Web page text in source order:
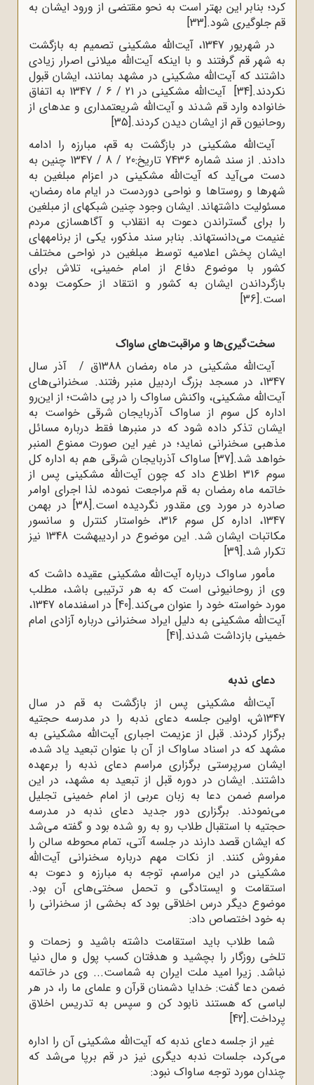
کرد؛ بنابر این بهتر است به نحو مقتضی از ورود ایشان به
قم جلوگیری شود.[33]
در شهریور 1347، آیت‌الله مشکینی تصمیم به بازگشت
به شهر قم گرفتند و با اینکه آیت‌الله میلانی اصرار زیادی
داشتند که آیت‌الله مشکینی در مشهد بمانند، ایشان قبول
نکردند.[34]
آیت‌الله مشکینی در 21 / 6 / 1347 به اتفاق
خانواده وارد قم شدند و آیت‌الله شریعتمداری و عده‍ای از
روحانیون قم از ایشان دیدن کردند.[35]
آیت‌الله مشکینی در بازگشت به قم، مبارزه را ادامه
دادند. از سند شماره 7436 تاریخ:20 / 8 / 1347 چنین به
دست می‌آید که آیت‌الله مشکینی در اعزام مبلغین به
شهرها و روستاها و نواحی دوردست در ایام ماه رمضان،
مسئولیت داشته‍اند. ایشان وجود چنین شبکه‍ای از مبلغین
را برای گستراندن دعوت به انقلاب و آگاه‍سازی مردم
غنیمت می‌دانسته‍اند. بنابر سند مذکور، یکی از برنامه‍های
ایشان پخش اعلامیه توسط مبلغین در نواحی مختلف
کشور با موضوع دفاع از امام خمینی، تلاش برای
بازگرداندن ایشان به کشور و انتقاد از حکومت بوده
است.[36]
سخت‌گیری‌ها و مراقبت‌های ساواک
آیت‌الله مشکینی در ماه رمضان 1388ق / آذر سال
1347، در مسجد بزرگ اردبیل منبر رفتند. سخنرانی‌های
آیت‌الله مشکینی، واکنش ساواک را در پی داشت؛ از این‌رو
اداره کل سوم از ساواک آذربایجان شرقی خواست به
ایشان تذکر داده شود که در منبرها فقط درباره مسائل
مذهبی سخنرانی نماید؛ در غیر این صورت ممنوع المنبر
خواهد شد.[37] ساواک آذربایجان شرقی هم به اداره کل
سوم 316 اطلاع داد که چون آیت‌الله مشکینی پس از
خاتمه ماه رمضان به قم مراجعت نموده، لذا اجرای اوامر
صادره در مورد وی مقدور نگردیده است.[38] در بهمن
1347، اداره کل سوم 316، خواستار کنترل و سانسور
مکاتبات ایشان شد. این موضوع در اردیبهشت 1348 نیز
تکرار شد.[39]
مأمور ساواک درباره آیت‌الله مشکینی عقیده داشت که
وی از روحانیونی است که به هر ترتیبی باشد، مطلب
مورد خواسته خود را عنوان می‌کند.[40]
در اسفندماه 1347،
آیت‌الله مشکینی به دلیل ایراد سخنرانی درباره آزادی امام
خمینی بازداشت شدند.[41]
دعای ندبه
آیت‌الله مشکینی پس از بازگشت به قم در سال
1347ش، اولین جلسه دعای ندبه را در مدرسه حجتیه
برگزار کردند. قبل از عزیمت اجباری آیت‌الله مشکینی به
مشهد که در اسناد ساواک از آن با عنوان تبعید یاد شده،
ایشان سرپرستی برگزاری مراسم دعای ندبه را برعهده
داشتند. ایشان در دوره قبل از تبعید به مشهد، در این
مراسم ضمن دعا به زبان عربی از امام خمینی تجلیل
می‌نمودند. برگزاری دور جدید دعای ندبه در مدرسه
حجتیه با استقبال طلاب رو به رو شده بود و گفته می‌شد
که ایشان قصد دارند در جلسه آتی، تمام محوطه سالن را
مفروش کنند. از نکات مهم درباره سخنرانی آیت‌الله
مشکینی در این مراسم، توجه به مبارزه و دعوت به
استقامت و ایستادگی و تحمل سختی‌های آن بود.
موضوع دیگر درس اخلاقی بود که بخشی از سخنرانی را
به خود اختصاص داد:
شما طلاب باید استقامت داشته باشید و زحمات و
تلخی روزگار را بچشید و هدفتان کسب پول و مال دنیا
نباشد. زیرا امید ملت ایران به شماست... وی در خاتمه
ضمن دعا گفت: خدایا دشمنان قرآن و علمای ما را، در هر
لباسی که هستند نابود کن و سپس به تدریس اخلاق
پرداخت.[42]
غیر از جلسه دعای ندبه که آیت‌الله مشکینی آن را اداره
می‌کرد، جلسات ندبه دیگری نیز در قم برپا می‌شد که
چندان مورد توجه ساواک نبود: